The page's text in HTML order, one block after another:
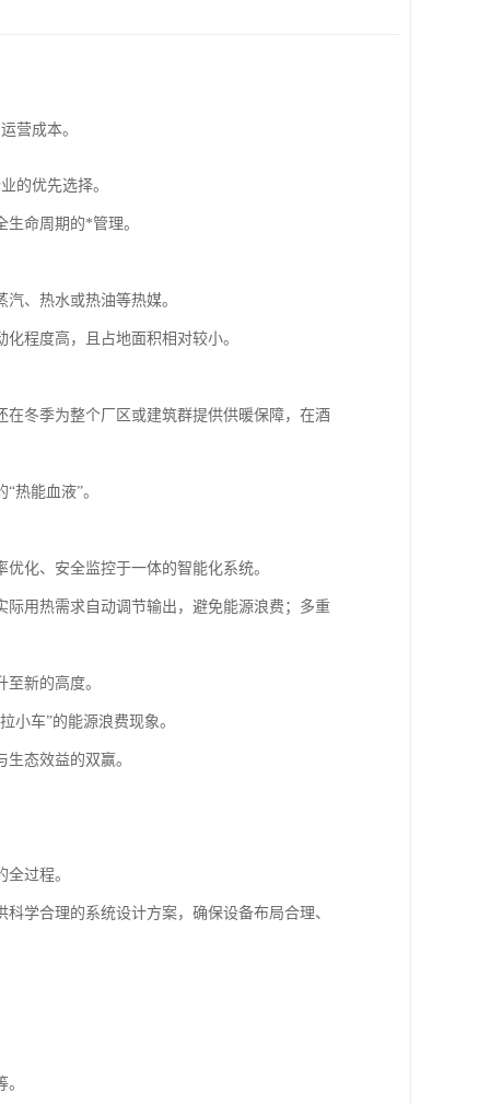
营成本。
的优先选择。
命周期的*管理。
、热水或热油等热媒。
程度高，且占地面积相对较小。
冬季为整个厂区或建筑群提供供暖保障，在酒
热能血液”。
化、安全监控于一体的智能化系统。
用热需求自动调节输出，避免能源浪费；多重
新的高度。
小车”的能源浪费现象。
态效益的双赢。
过程。
学合理的系统设计方案，确保设备布局合理、